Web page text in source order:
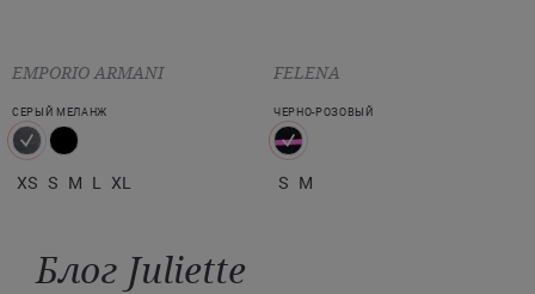
EMPORIO ARMANI
СЕРЫЙ МЕЛАНЖ
XS S M L XL
FELENA
ЧЕРНО-РОЗОВЫЙ
S M
Блог Juliette